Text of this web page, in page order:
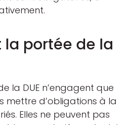
la portée de la
la DUE n’engagent que
mettre d’obligations à la
Elles ne peuvent pas